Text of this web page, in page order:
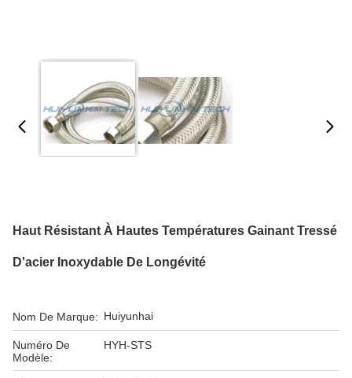
Haut Résistant À Hautes Températures Gainant Tressé
D'acier Inoxydable De Longévité
Nom De Marque: Huiyunhai
Numéro De
Modèle:
HYH-STS